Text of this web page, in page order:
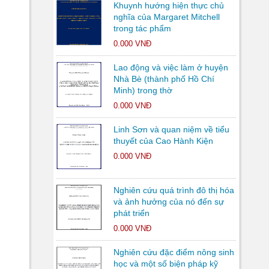
Khuynh hướng hiện thực chủ
nghĩa của Margaret Mitchell
trong tác phẩm
0.000 VNĐ
Lao động và việc làm ở huyện
Nhà Bè (thành phố Hồ Chí
Minh) trong thờ
0.000 VNĐ
Linh Sơn và quan niệm về tiểu
thuyết của Cao Hành Kiện
0.000 VNĐ
Nghiên cứu quá trình đô thị hóa
và ảnh hưởng của nó đến sự
phát triển
0.000 VNĐ
Nghiên cứu đặc điểm nông sinh
học và một số biện pháp kỹ